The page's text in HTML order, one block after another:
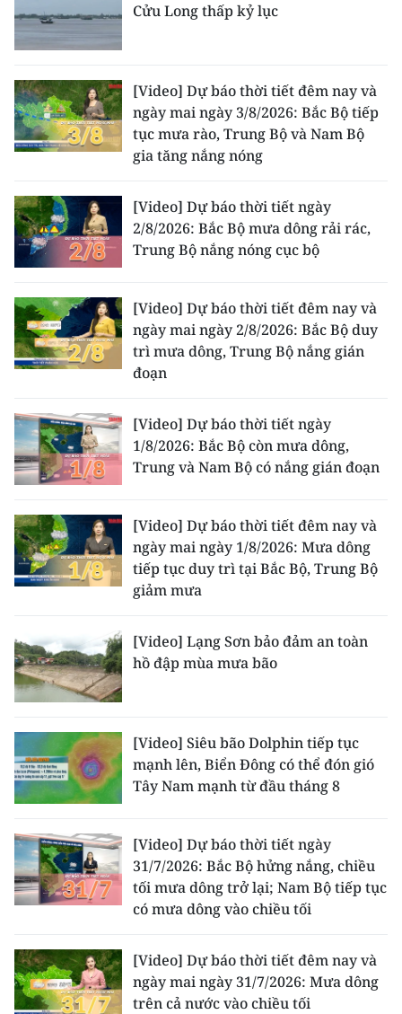
Cửu Long thấp kỷ lục
[Video] Dự báo thời tiết đêm nay và
ngày mai ngày 3/8/2026: Bắc Bộ tiếp
tục mưa rào, Trung Bộ và Nam Bộ
gia tăng nắng nóng
[Video] Dự báo thời tiết ngày
2/8/2026: Bắc Bộ mưa dông rải rác,
Trung Bộ nắng nóng cục bộ
[Video] Dự báo thời tiết đêm nay và
ngày mai ngày 2/8/2026: Bắc Bộ duy
trì mưa dông, Trung Bộ nắng gián
đoạn
[Video] Dự báo thời tiết ngày
1/8/2026: Bắc Bộ còn mưa dông,
Trung và Nam Bộ có nắng gián đoạn
[Video] Dự báo thời tiết đêm nay và
ngày mai ngày 1/8/2026: Mưa dông
tiếp tục duy trì tại Bắc Bộ, Trung Bộ
giảm mưa
[Video] Lạng Sơn bảo đảm an toàn
hồ đập mùa mưa bão
[Video] Siêu bão Dolphin tiếp tục
mạnh lên, Biển Đông có thể đón gió
Tây Nam mạnh từ đầu tháng 8
[Video] Dự báo thời tiết ngày
31/7/2026: Bắc Bộ hửng nắng, chiều
tối mưa dông trở lại; Nam Bộ tiếp tục
có mưa dông vào chiều tối
[Video] Dự báo thời tiết đêm nay và
ngày mai ngày 31/7/2026: Mưa dông
trên cả nước vào chiều tối